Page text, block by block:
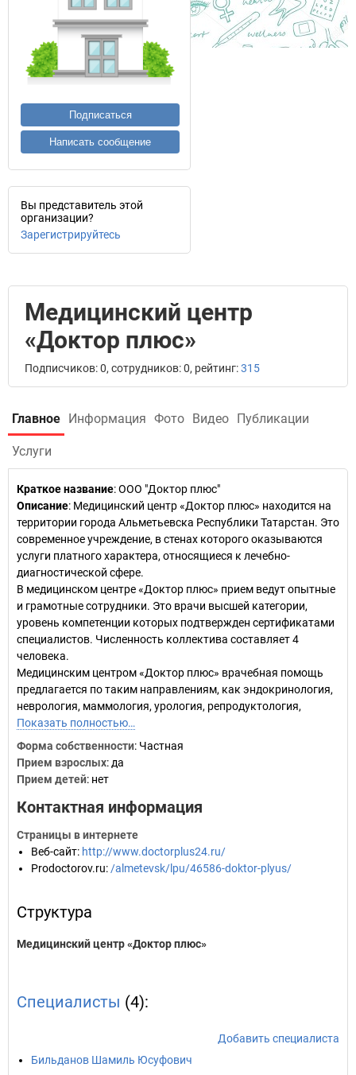
Подписаться
Написать сообщение
Вы представитель этой
организации?
Зарегистрируйтесь
Медицинский центр
«Доктор плюс»
Подписчиков: 0, сотрудников: 0, рейтинг:315
Главное Информация Фото Видео Публикации
Услуги
Краткое название:ООО "Доктор плюс"
Описание: Медицинский центр «Доктор плюс» находится на
территории города Альметьевска Республики Татарстан. Это
современное учреждение, в стенах которого оказываются
услуги платного характера, относящиеся к лечебно-
диагностической сфере.
В медицинском центре «Доктор плюс» прием ведут опытные
и грамотные сотрудники. Это врачи высшей категории,
уровень компетенции которых подтвержден сертификатами
специалистов. Численность коллектива составляет 4
человека.
Медицинским центром «Доктор плюс» врачебная помощь
предлагается по таким направлениям, как эндокринология,
неврология, маммология, урология, репродуктология,
Показать полностью…
Форма собственности: Частная
Прием взрослых: да
Прием детей: нет
Контактная информация
Страницы в интернете
Веб-сайт: http://www.doctorplus24.ru/
Prodoctorov.ru: /almetevsk/lpu/46586-doktor-plyus/
Структура
Медицинский центр «Доктор плюс»
Специалисты (4):
Добавить специалиста
Бильданов Шамиль Юсуфович